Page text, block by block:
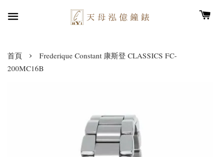
首頁 ›
Frederique Constant 康斯登 CLASSICS FC-
200MC16B